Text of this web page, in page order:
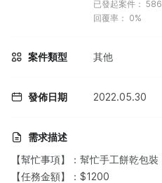
已發起案件： 586
回覆率： 0%
案件類型 其他
發佈日期 2022.05.30
需求描述
【幫忙事項】：幫忙手工餅乾包裝
【任務金額】：$1200